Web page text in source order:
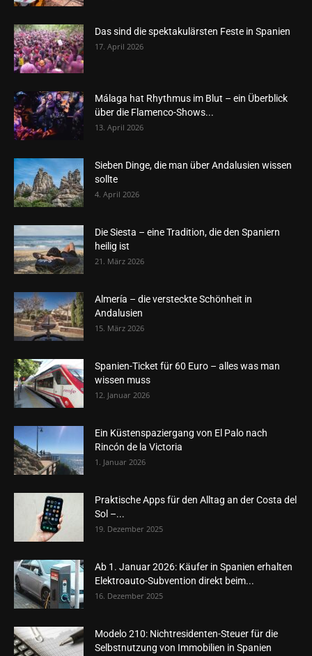
Das sind die spektakulärsten Feste in Spanien
17. April 2026
Málaga hat Rhythmus im Blut – ein Überblick
über die Flamenco-Shows...
13. April 2026
Sieben Dinge, die man über Andalusien wissen
sollte
4. April 2026
Die Siesta – eine Tradition, die den Spaniern
heilig ist
21. März 2026
Almería – die versteckte Schönheit in
Andalusien
15. März 2026
Spanien-Ticket für 60 Euro – alles was man
wissen muss
12. Januar 2026
Ein Küstenspaziergang von El Palo nach
Rincón de la Victoria
1. Januar 2026
Praktische Apps für den Alltag an der Costa del
Sol –...
19. Dezember 2025
Ab 1. Januar 2026: Käufer in Spanien erhalten
Elektroauto-Subvention direkt beim...
16. Dezember 2025
Modelo 210: Nichtresidenten-Steuer für die
Selbstnutzung von Immobilien in Spanien